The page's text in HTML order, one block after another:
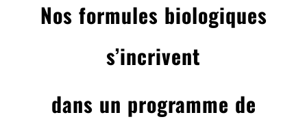
Nos formules biologiques
s’incrivent
dans un programme de